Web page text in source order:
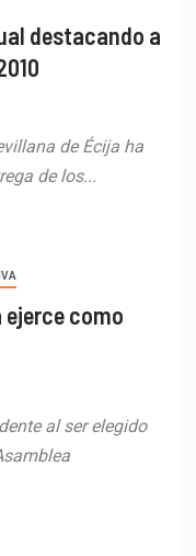
destacando a
de Écija ha
de los...
ejerce como
al ser elegido